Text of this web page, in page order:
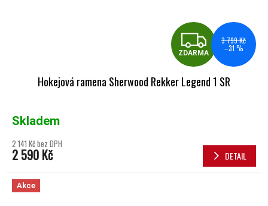
ZDARMA
3 799 Kč
–31 %
Hokejová ramena Sherwood Rekker Legend 1 SR
Skladem
2 141 Kč bez DPH
2 590 Kč DETAIL
Akce